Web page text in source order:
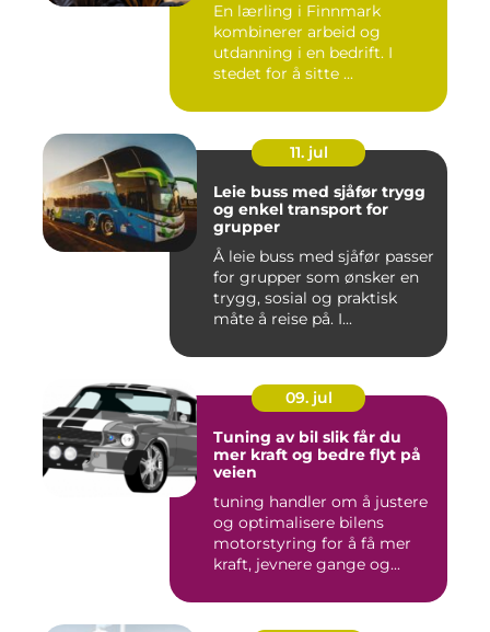
En lærling i Finnmark
kombinerer arbeid og
utdanning i en bedrift. I
stedet for å sitte ...
11. jul
Leie buss med sjåfør trygg
og enkel transport for
grupper
Å leie buss med sjåfør passer
for grupper som ønsker en
trygg, sosial og praktisk
måte å reise på. I...
09. jul
Tuning av bil slik får du
mer kraft og bedre flyt på
veien
tuning handler om å justere
og optimalisere bilens
motorstyring for å få mer
kraft, jevnere gange og...